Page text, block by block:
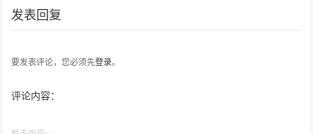
发表回复
要发表评论，您必须先登录。
评论内容：